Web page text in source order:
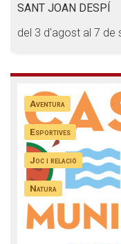
SANT JOAN DESPÍ
del 3 d'agost al 7 de
Aventura
Esportives
Joc i relació
Natura
Butlletins
Diari de la Fundació
Xarxes socials
COL·LABORA
Fes voluntariat
Fes un donatiu
Treballa amb nosaltres